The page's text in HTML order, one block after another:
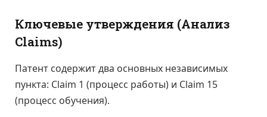
Ключевые утверждения (Анализ
Claims)
Патент содержит два основных независимых
пункта: Claim 1 (процесс работы) и Claim 15
(процесс обучения).